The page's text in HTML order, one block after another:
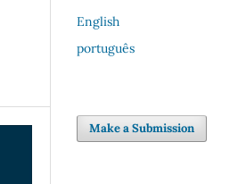
English
português
Make a Submission